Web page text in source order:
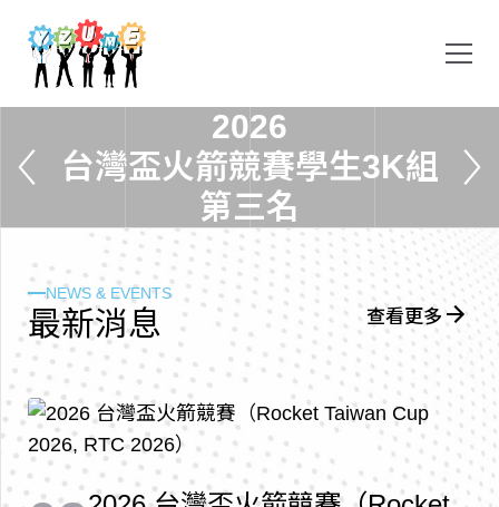
2026
台灣盃火箭競賽學生3K組
第三名
NEWS & EVENTS
最新消息 查看更多